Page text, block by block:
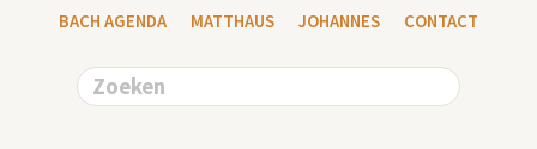
BACH AGENDA
MATTHAUS JOHANNES CONTACT